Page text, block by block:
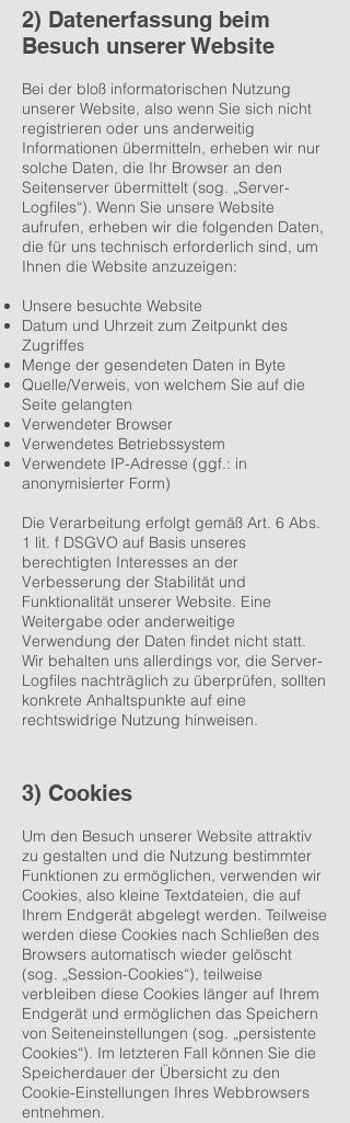
2) Datenerfassung beim
Besuch unserer Website
Bei der bloß informatorischen Nutzung
unserer Website, also wenn Sie sich nicht
registrieren oder uns anderweitig
Informationen übermitteln, erheben wir nur
solche Daten, die Ihr Browser an den
Seitenserver übermittelt (sog. „Server-
Logfiles“). Wenn Sie unsere Website
aufrufen, erheben wir die folgenden Daten,
die für uns technisch erforderlich sind, um
Ihnen die Website anzuzeigen:
Unsere besuchte Website
Datum und Uhrzeit zum Zeitpunkt des
Zugriffes
Menge der gesendeten Daten in Byte
Quelle/Verweis, von welchem Sie auf die
Seite gelangten
Verwendeter Browser
Verwendetes Betriebssystem
Verwendete IP-Adresse (ggf.: in
anonymisierter Form)
Die Verarbeitung erfolgt gemäß Art. 6 Abs.
1 lit. f DSGVO auf Basis unseres
berechtigten Interesses an der
Verbesserung der Stabilität und
Funktionalität unserer Website. Eine
Weitergabe oder anderweitige
Verwendung der Daten findet nicht statt.
Wir behalten uns allerdings vor, die Server-
Logfiles nachträglich zu überprüfen, sollten
konkrete Anhaltspunkte auf eine
rechtswidrige Nutzung hinweisen.
3) Cookies
Um den Besuch unserer Website attraktiv
zu gestalten und die Nutzung bestimmter
Funktionen zu ermöglichen, verwenden wir
Cookies, also kleine Textdateien, die auf
Ihrem Endgerät abgelegt werden. Teilweise
werden diese Cookies nach Schließen des
Browsers automatisch wieder gelöscht
(sog. „Session-Cookies“), teilweise
verbleiben diese Cookies länger auf Ihrem
Endgerät und ermöglichen das Speichern
von Seiteneinstellungen (sog. „persistente
Cookies“). Im letzteren Fall können Sie die
Speicherdauer der Übersicht zu den
Cookie-Einstellungen Ihres Webbrowsers
entnehmen.